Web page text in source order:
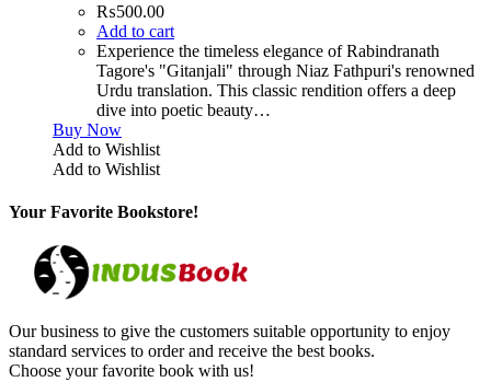
₨500.00
Add to cart
Experience the timeless elegance of Rabindranath
Tagore's "Gitanjali" through Niaz Fathpuri's renowned
Urdu translation. This classic rendition offers a deep
dive into poetic beauty…
Buy Now
Add to Wishlist
Add to Wishlist
Your Favorite Bookstore!
Our business to give the customers suitable opportunity to enjoy
standard services to order and receive the best books.
Choose your favorite book with us!